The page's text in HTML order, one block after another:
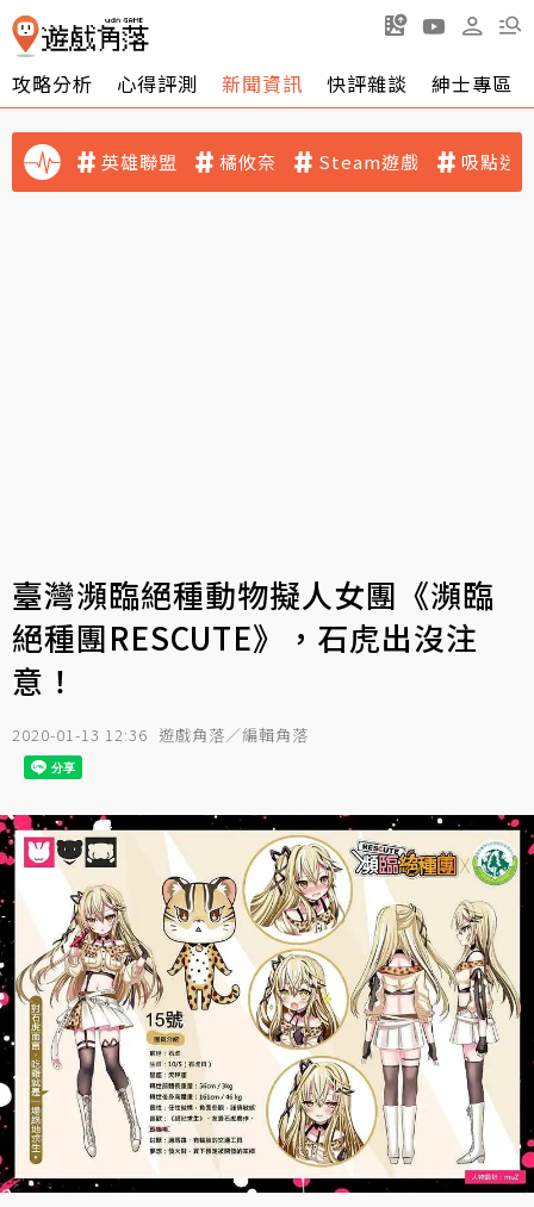
攻略分析 心得評測 新聞資訊 快評雜談 紳士專區
英雄聯盟 橘攸奈 Steam遊戲 吸點迷
臺灣瀕臨絕種動物擬人女團《瀕臨
絕種團RESCUTE》，石虎出沒注
意！
2020-01-13 12:36 遊戲角落／編輯角落